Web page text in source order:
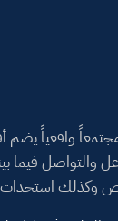
واقعياً يضم
والتواصل فيما
وكذلك